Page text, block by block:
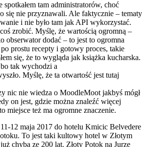
spotkałem tam administratorów, choć
się nie przyznawali. Ale faktycznie – tematy
i nie było tam jak API wykorzystać.
zrobić. Myślę, że wartością ogromną –
obserwator dodać – to jest to ogromna
prostu recepty i gotowy proces, takie
się, że to wygląda jak książka kucharska.
tak wychodzi a
Myślę, że ta otwartość jest tutaj
nic nie wiedza o MoodleMoot jakbyś mógł
on jest, gdzie można znaleźć więcej
miejsce też ma ogromne znaczenie.
12 maja 2017 do hotelu Kmicic Belvedere
To jest taki kultowy hotel w Złotym
chyba ze 200 lat. Złoty Potok na Jurze